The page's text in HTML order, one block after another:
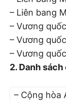
– Liên bang
– Vương
– Vương
– Vương
2. Danh
– Cộng hòa